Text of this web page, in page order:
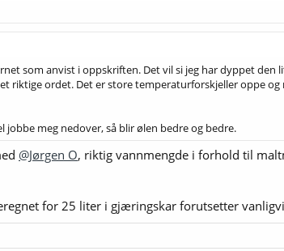
som anvist i oppskriften. Det vil si jeg har dyppet
riktige ordet. Det er store temperaturforskjeller oppe
meg nedover, så blir ølen bedre og bedre.
@Jørgen O, riktig vannmengde i forhold til
for 25 liter i gjæringskar forutsetter